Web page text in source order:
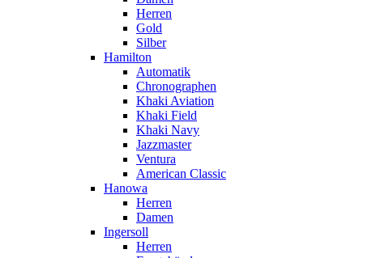
Herren
Gold
Silber
Hamilton
Automatik
Chronographen
Khaki Aviation
Khaki Field
Khaki Navy
Jazzmaster
Ventura
American Classic
Hanowa
Herren
Damen
Ingersoll
Herren